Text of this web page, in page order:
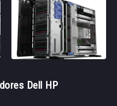
Dell HP